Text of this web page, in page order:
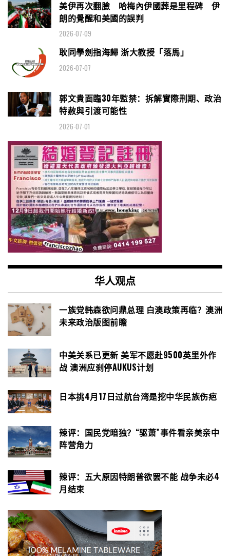
美伊再次翻臉 哈梅內伊國葬是里程碑 伊
朗的覺醒和美國的誤判
2026-07-09
耿同學劍指海歸 浙大教授「落馬」
2026-07-07
郭文貴面臨30年監禁：拆解實際刑期、政治
特赦與引渡可能性
2026-07-01
华人观点
一族党韩森欲问鼎总理 白澳政策再临？澳洲
未来政治版图前瞻
中美关系已更新 美军不愿赴9500英里外作
战 澳洲应刹停AUKUS计划
日本挑4月17日过航台湾是挖中华民族伤疤
辣评：国民党暗独？“驱萧”事件看亲美亲中
阵营角力
辣评：五大原因特朗普欲罢不能 战争未必4
月结束